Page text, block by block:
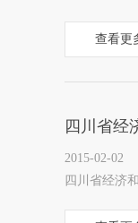
查看更
四川省经
2015-02-02
四川省经济